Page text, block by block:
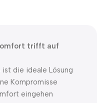
trifft auf
ist die ideale Lösung
Kompromisse
eingehen